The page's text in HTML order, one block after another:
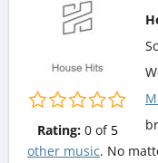
Rating: 0of 5
other music. No